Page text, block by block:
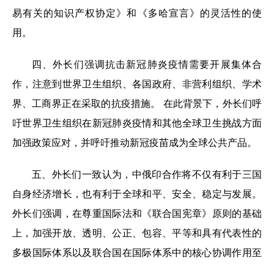
易有关的知识产权协定》和《多哈宣言》的灵活性的使
用。
四、外长们强调抗击新冠肺炎疫情需要开展集体合
作，注意到世界卫生组织、各国政府、非营利组织、学术
界、工商界正在采取的抗疫措施。 在此背景下，外长们呼
吁世界卫生组织在新冠肺炎疫情和其他全球卫生挑战方面
加强政策应对，并呼吁推动新冠疫苗成为全球公共产品。
五、外长们一致认为，中俄印合作将不仅有利于三国
自身经济增长，也有利于全球和平、安全、稳定与发展。
外长们强调，在尊重国际法和《联合国宪章》原则的基础
上，加强开放、透明、公正、包容、平等和具有代表性的
多极国际体系以及联合国在国际体系中的核心协调作用至